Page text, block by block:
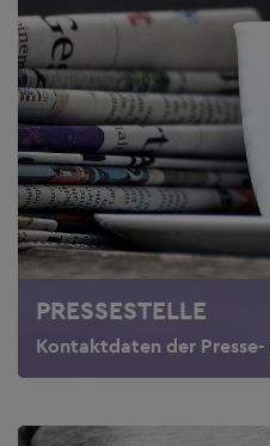
PRESSESTELLE
Kontaktdaten der